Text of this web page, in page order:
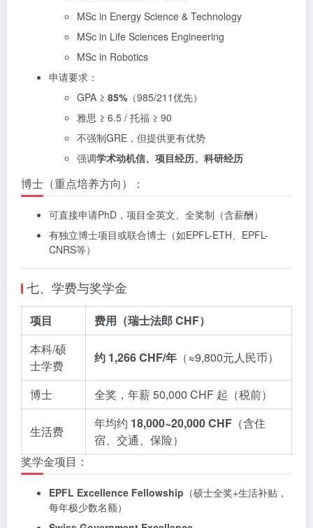
MSc in Energy Science & Technology
MSc in Life Sciences Engineering
MSc in Robotics
申请要求：
GPA ≥ 85% （985/211优先）
雅思 ≥ 6.5 / 托福 ≥ 90
不强制GRE，但提供更有优势
强调学术动机信、项目经历、科研经历
博士（重点培养方向）：
可直接申请PhD，项目全英文、全奖制（含薪酬）
有独立博士项目或联合博士（如EPFL-ETH、EPFL-
CNRS等）
七、学费与奖学金
项目
费用（瑞士法郎 CHF）
本科/硕
士学费
约 1,266 CHF/年 （≈9,800元人民币）
博士 全奖，年薪 50,000 CHF 起（税前）
生活费
年均约 18,000~20,000 CHF （含住
宿、交通、保险）
奖学金项目：
EPFL Excellence Fellowship （硕士全奖+生活补贴，
每年极少数名额）